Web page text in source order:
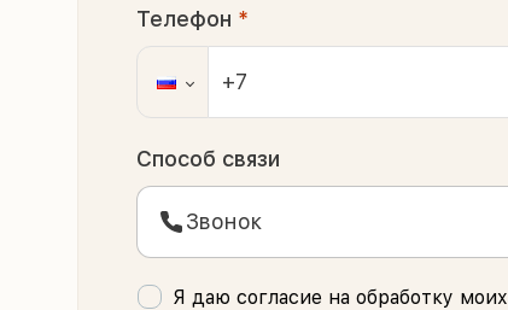
Телефон *
Способ связи
Звонок
Я даю согласие на обработку моих